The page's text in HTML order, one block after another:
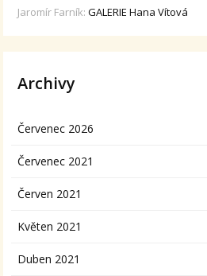
Jaromír Farník:GALERIE Hana Vítová
Archivy
Červenec 2026
Červenec 2021
Červen 2021
Květen 2021
Duben 2021